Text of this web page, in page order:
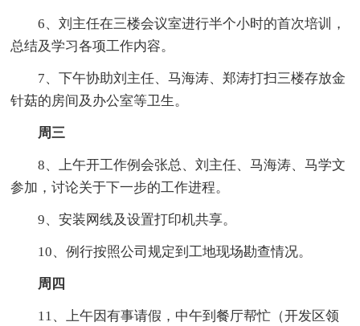
6、刘主任在三楼会议室进行半个小时的首次培训，
总结及学习各项工作内容。
7、下午协助刘主任、马海涛、郑涛打扫三楼存放金
针菇的房间及办公室等卫生。
周三
8、上午开工作例会张总、刘主任、马海涛、马学文
参加，讨论关于下一步的工作进程。
9、安装网线及设置打印机共享。
10、例行按照公司规定到工地现场勘查情况。
周四
11、上午因有事请假，中午到餐厅帮忙（开发区领